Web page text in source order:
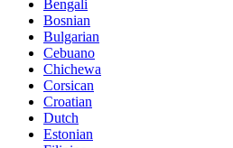
Bengali
Bosnian
Bulgarian
Cebuano
Chichewa
Corsican
Croatian
Dutch
Estonian